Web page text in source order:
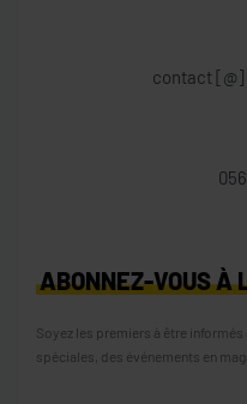
contact
ABONNEZ-VOUS À
Soyez les premiers à être
spéciales, des événements en